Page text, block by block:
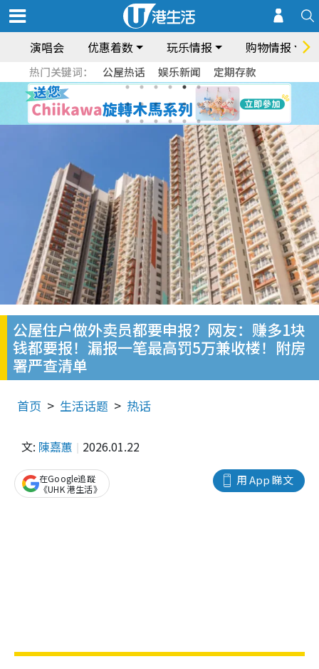
演唱会 优惠着数 玩乐情报 购物情报
热门关键词： 公屋热话 娱乐新闻 定期存款
公屋住户做外卖员都要申报？网友：赚多1块
钱都要报！漏报一笔最高罚5万兼收楼！附房
署严查清单
首页 生活话题 热话
文: 陳嘉蕙 2026.01.22
用 App 睇文
在Google追蹤
《UHK 港生活》